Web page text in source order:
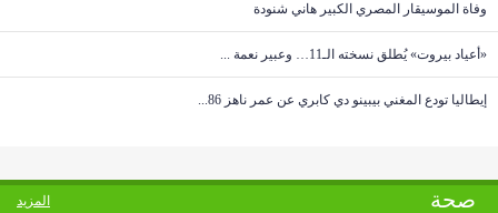
وفاة الموسيقار المصري الكبير هاني شنودة
«أعياد بيروت» يُطلق نسخته الـ11… وعبير نعمة ...
إيطاليا تودع المغني بيبينو دي كابري عن عمر ناهز 86...
صحة المزيد